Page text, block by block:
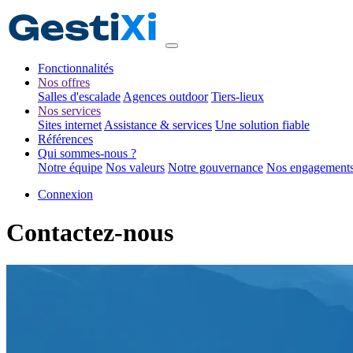
Fonctionnalités
Nos offres
Salles d'escalade Agences outdoor Tiers-lieux
Nos services
Sites internet Assistance & services Une solution fiable
Références
Qui sommes-nous ?
Notre équipe Nos valeurs Notre gouvernance Nos
Connexion
Contactez-nous